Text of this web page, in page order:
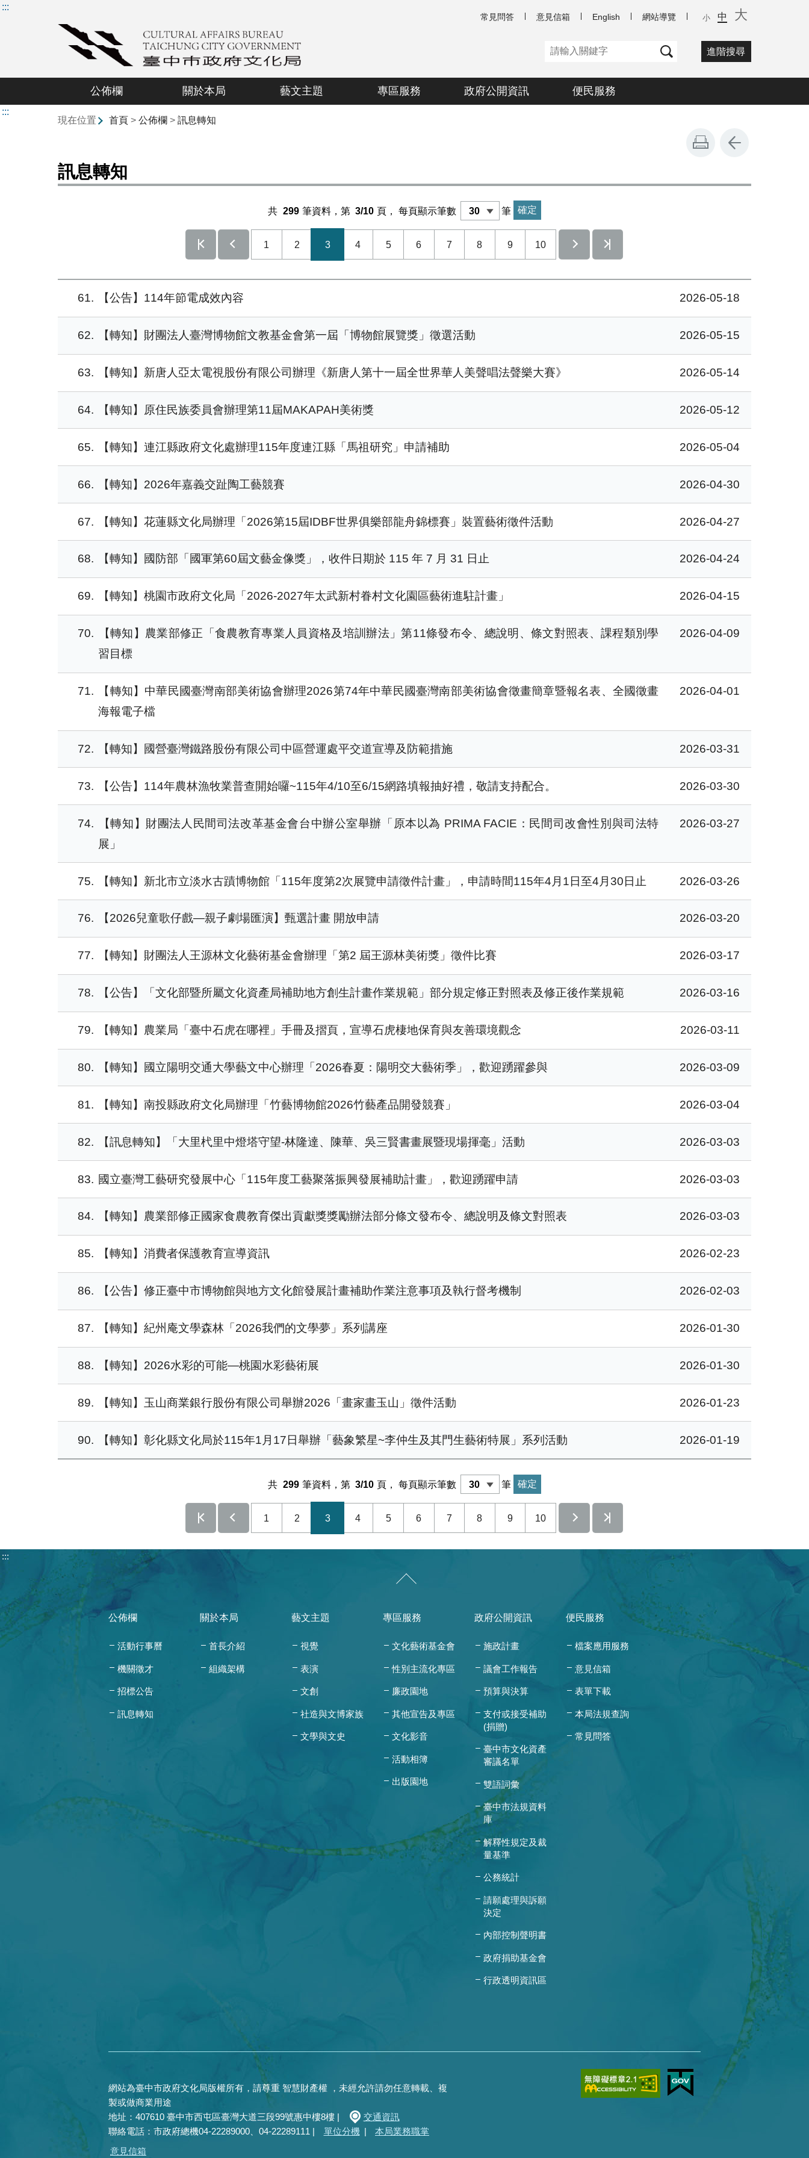
:::
常見問答 意見信箱 English 網站導覽 小 中 大
進階搜尋
公佈欄 關於本局 藝文主題 專區服務 政府公開資訊 便民服務
:::
現在位置
首頁> 公佈欄 > 訊息轉知
訊息轉知
共 299 筆資料，第 3/10 頁，每頁顯示筆數 筆
1 2 3 4 5 6 7 8 9 10
61 【公告】114年節電成效內容 2026-05-18
62 【轉知】財團法人臺灣博物館文教基金會第一屆「博物館展覽獎」徵選活動 2026-05-15
63 【轉知】新唐人亞太電視股份有限公司辦理《新唐人第十一屆全世界華人美聲唱法聲樂大賽》 2026-05-14
64 【轉知】原住民族委員會辦理第11屆MAKAPAH美術獎 2026-05-12
65 【轉知】連江縣政府文化處辦理115年度連江縣「馬祖研究」申請補助 2026-05-04
66 【轉知】2026年嘉義交趾陶工藝競賽 2026-04-30
67 【轉知】花蓮縣文化局辦理「2026第15屆IDBF世界俱樂部龍舟錦標賽」裝置藝術徵件活動 2026-04-27
68 【轉知】國防部「國軍第60屆文藝金像獎」，收件日期於 115 年 7 月 31 日止 2026-04-24
69 【轉知】桃園市政府文化局「2026-2027年太武新村眷村文化園區藝術進駐計畫」 2026-04-15
70
【轉知】農業部修正「食農教育專業人員資格及培訓辦法」第11條發布令、總說明、條文對照表、課程類別學
習目標
2026-04-09
71
【轉知】中華民國臺灣南部美術協會辦理2026第74年中華民國臺灣南部美術協會徵畫簡章暨報名表、全國徵畫
海報電子檔
2026-04-01
72 【轉知】國營臺灣鐵路股份有限公司中區營運處平交道宣導及防範措施 2026-03-31
73 【公告】114年農林漁牧業普查開始囉~115年4/10至6/15網路填報抽好禮，敬請支持配合。 2026-03-30
74
【轉知】財團法人民間司法改革基金會台中辦公室舉辦「原本以為 PRIMA FACIE：民間司改會性別與司法特
展」
2026-03-27
75 【轉知】新北市立淡水古蹟博物館「115年度第2次展覽申請徵件計畫」，申請時間115年4月1日至4月30日止 2026-03-26
76 【2026兒童歌仔戲—親子劇場匯演】甄選計畫 開放申請 2026-03-20
77 【轉知】財團法人王源林文化藝術基金會辦理「第2 屆王源林美術獎」徵件比賽 2026-03-17
78 【公告】「文化部暨所屬文化資產局補助地方創生計畫作業規範」部分規定修正對照表及修正後作業規範 2026-03-16
79 【轉知】農業局「臺中石虎在哪裡」手冊及摺頁，宣導石虎棲地保育與友善環境觀念 2026-03-11
80 【轉知】國立陽明交通大學藝文中心辦理「2026春夏：陽明交大藝術季」，歡迎踴躍參與 2026-03-09
81 【轉知】南投縣政府文化局辦理「竹藝博物館2026竹藝產品開發競賽」 2026-03-04
82 【訊息轉知】「大里杙里中燈塔守望-林隆達、陳華、吳三賢書畫展暨現場揮毫」活動 2026-03-03
83 國立臺灣工藝研究發展中心「115年度工藝聚落振興發展補助計畫」，歡迎踴躍申請 2026-03-03
84 【轉知】農業部修正國家食農教育傑出貢獻獎獎勵辦法部分條文發布令、總說明及條文對照表 2026-03-03
85 【轉知】消費者保護教育宣導資訊 2026-02-23
86 【公告】修正臺中市博物館與地方文化館發展計畫補助作業注意事項及執行督考機制 2026-02-03
87 【轉知】紀州庵文學森林「2026我們的文學夢」系列講座 2026-01-30
88 【轉知】2026水彩的可能—桃園水彩藝術展 2026-01-30
89 【轉知】玉山商業銀行股份有限公司舉辦2026「畫家畫玉山」徵件活動 2026-01-23
90 【轉知】彰化縣文化局於115年1月17日舉辦「藝象繁星~李仲生及其門生藝術特展」系列活動 2026-01-19
共 299 筆資料，第 3/10 頁，每頁顯示筆數 筆
1 2 3 4 5 6 7 8 9 10
:::
公佈欄
活動行事曆
機關徵才
招標公告
訊息轉知
關於本局
首長介紹
組織架構
藝文主題
視覺
表演
文創
社造與文博家族
文學與文史
專區服務
文化藝術基金會
性別主流化專區
廉政園地
其他宣告及專區
文化影音
活動相簿
出版園地
政府公開資訊
施政計畫
議會工作報告
預算與決算
支付或接受補助
(捐贈)
臺中市文化資產
審議名單
雙語詞彙
臺中市法規資料
庫
解釋性規定及裁
量基準
公務統計
請願處理與訴願
決定
內部控制聲明書
政府捐助基金會
行政透明資訊區
便民服務
檔案應用服務
意見信箱
表單下載
本局法規查詢
常見問答
網站為臺中市政府文化局版權所有，請尊重 智慧財產權 ，未經允許請勿任意轉載、複
製或做商業用途
地址：407610 臺中市西屯區臺灣大道三段99號惠中樓8樓 |
交通資訊
聯絡電話：市政府總機04-22289000、04-22289111 |
單位分機 |
本局業務職掌
意見信箱